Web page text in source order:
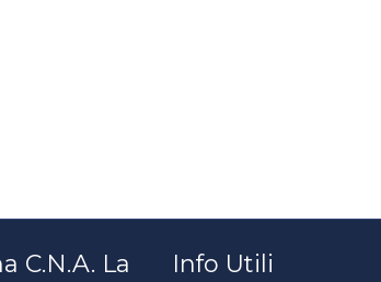
C.N.A. La
Info Utili